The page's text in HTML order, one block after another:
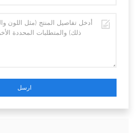
ارسل